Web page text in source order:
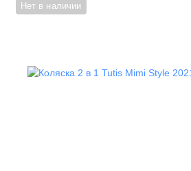
Нет в наличии